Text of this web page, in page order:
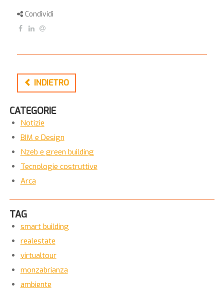
Condividi
INDIETRO
CATEGORIE
Notizie
BIM e Design
Nzeb e green building
Tecnologie costruttive
Arca
TAG
smart building
realestate
virtualtour
monzabrianza
ambiente